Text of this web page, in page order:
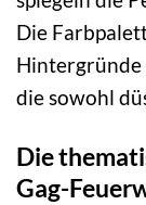
Die
Hintergründe
die sowohl
Die
Gag-